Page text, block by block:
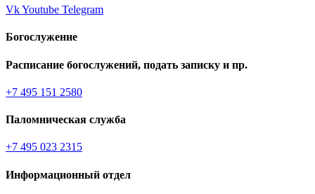
VkYoutube Telegram
Богослужение
Расписание богослужений, подать записку и пр.
+7 495 151 2580
Паломническая служба
+7 495 023 2315
Информационный отдел